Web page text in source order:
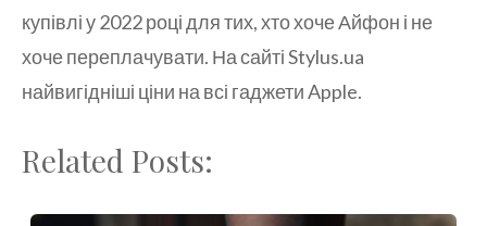
купівлі у 2022 році для тих, хто хоче Айфон і не
хоче переплачувати. На сайті Stylus.ua
найвигідніші ціни на всі гаджети Apple.
Related Posts: